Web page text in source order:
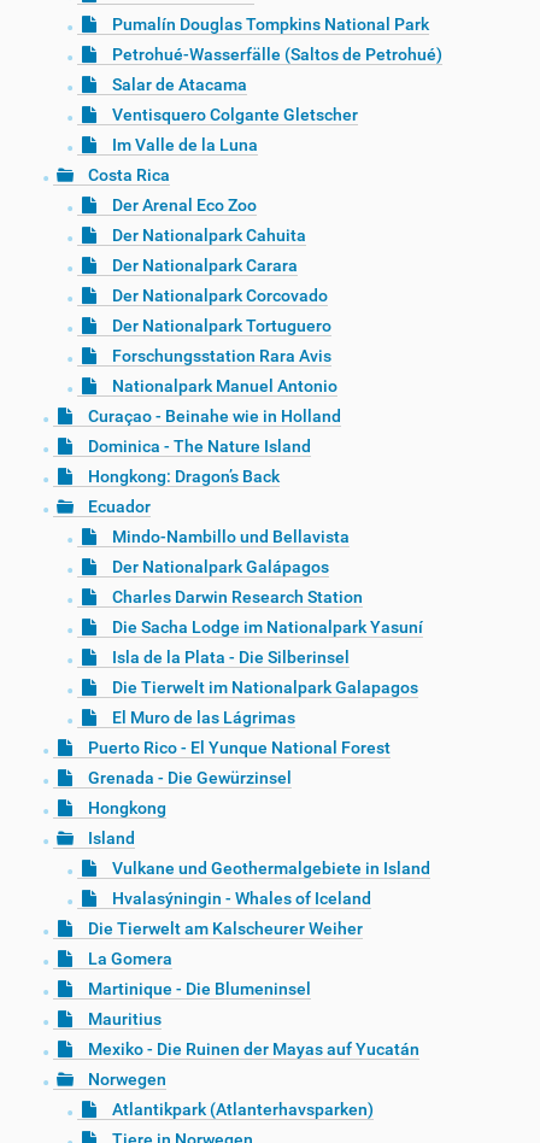
Pumalín Douglas Tompkins National Park
Petrohué-Wasserfälle (Saltos de Petrohué)
Salar de Atacama
Ventisquero Colgante Gletscher
Im Valle de la Luna
Costa Rica
Der Arenal Eco Zoo
Der Nationalpark Cahuita
Der Nationalpark Carara
Der Nationalpark Corcovado
Der Nationalpark Tortuguero
Forschungsstation Rara Avis
Nationalpark Manuel Antonio
Curaçao - Beinahe wie in Holland
Dominica - The Nature Island
Hongkong: Dragon’s Back
Ecuador
Mindo-Nambillo und Bellavista
Der Nationalpark Galápagos
Charles Darwin Research Station
Die Sacha Lodge im Nationalpark Yasuní
Isla de la Plata - Die Silberinsel
Die Tierwelt im Nationalpark Galapagos
El Muro de las Lágrimas
Puerto Rico - El Yunque National Forest
Grenada - Die Gewürzinsel
Hongkong
Island
Vulkane und Geothermalgebiete in Island
Hvalasýningin - Whales of Iceland
Die Tierwelt am Kalscheurer Weiher
La Gomera
Martinique - Die Blumeninsel
Mauritius
Mexiko - Die Ruinen der Mayas auf Yucatán
Norwegen
Atlantikpark (Atlanterhavsparken)